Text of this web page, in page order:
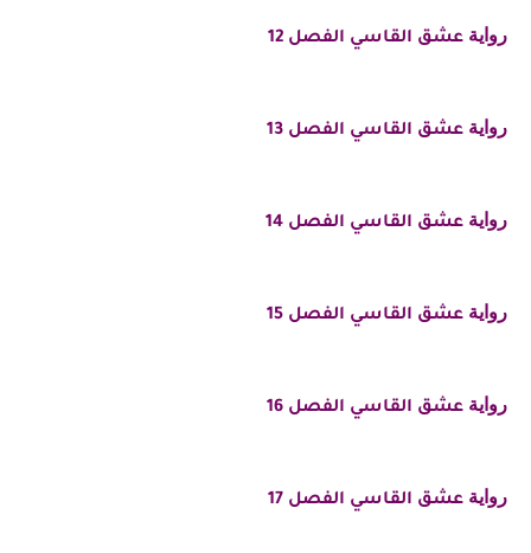
رواية عشق القاسي الفصل 12
رواية عشق القاسي الفصل 13
رواية عشق القاسي الفصل 14
رواية عشق القاسي الفصل 15
رواية عشق القاسي الفصل 16
رواية عشق القاسي الفصل 17